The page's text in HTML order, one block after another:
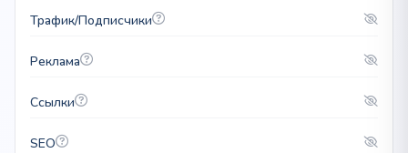
Трафик/Подписчики
Реклама
Ссылки
SEO